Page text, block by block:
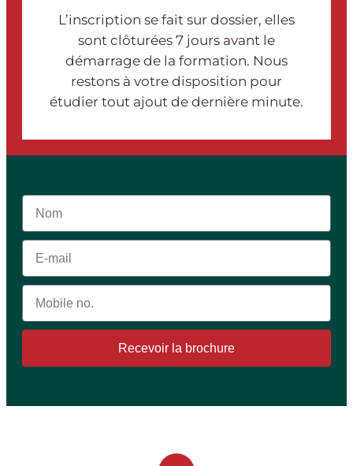
L’inscription se fait sur dossier, elles
sont clôturées 7 jours avant le
démarrage de la formation. Nous
restons à votre disposition pour
étudier tout ajout de dernière minute.
Recevoir la brochure